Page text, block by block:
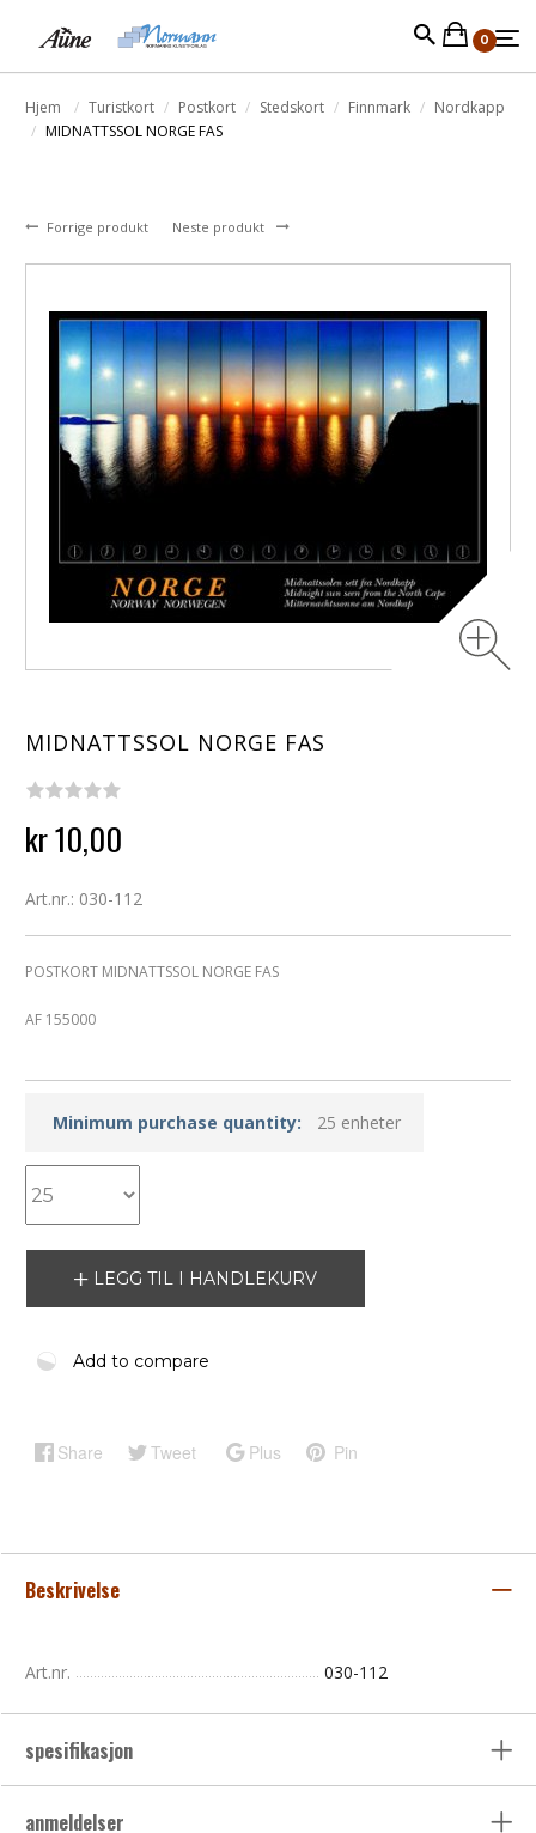
0
Hjem Turistkort Postkort Stedskort Finnmark
Nordkapp
MIDNATTSSOL NORGE FAS
Forrige produkt Neste produkt
MIDNATTSSOL NORGE FAS
kr 10,00
Art.nr.: 030-112
POSTKORT MIDNATTSSOL NORGE FAS
AF 155000
Minimum purchase quantity: 25 enheter
LEGG TIL I HANDLEKURV
Add to compare
Share Tweet Plus Pin
Beskrivelse
Art.nr. 030-112
spesifikasjon
anmeldelser